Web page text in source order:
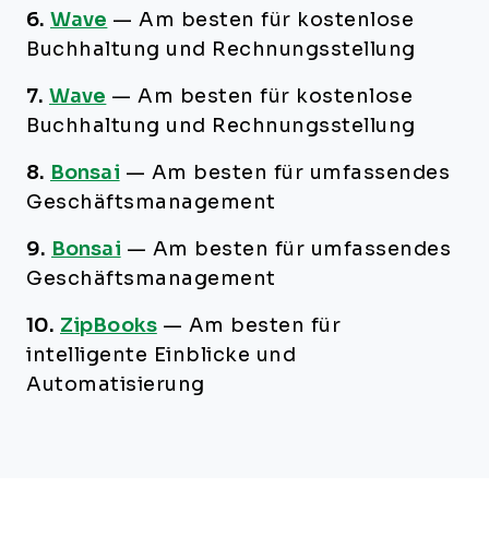
6. Wave —Am besten für kostenlose
Buchhaltung und Rechnungsstellung
7. Wave —Am besten für kostenlose
Buchhaltung und Rechnungsstellung
8. Bonsai — Am besten für umfassendes
Geschäftsmanagement
9. Bonsai — Am besten für umfassendes
Geschäftsmanagement
10. ZipBooks — Am besten für
intelligente Einblicke und
Automatisierung